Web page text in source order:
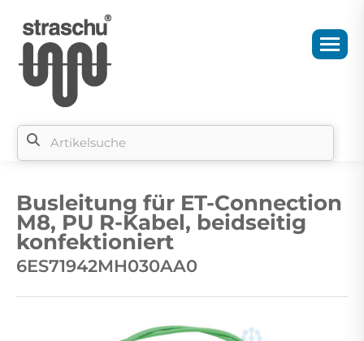
Busleitung für ET-Connection
M8, PU R-Kabel, beidseitig
konfektioniert
6ES71942MH030AA0